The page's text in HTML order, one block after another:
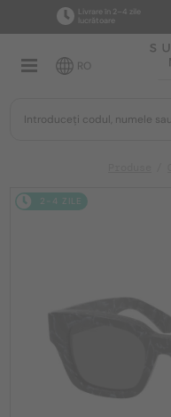
Livrare în 2–4 zile
lucrătoare
RO
2-4 ZILE